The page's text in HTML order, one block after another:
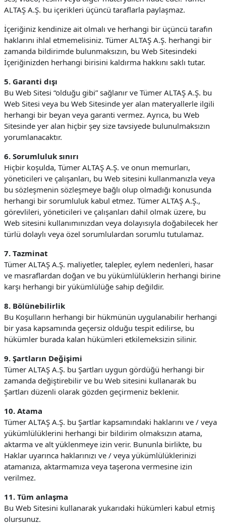
ALTAŞ A.Ş. bu içerikleri üçüncü taraflarla paylaşmaz.
İçeriğiniz kendinize ait olmalı ve herhangi bir üçüncü tarafın
haklarını ihlal etmemelisiniz. Tümer ALTAŞ A.Ş. herhangi bir
zamanda bildirimde bulunmaksızın, bu Web Sitesindeki
İçeriğinizden herhangi birisini kaldırma hakkını saklı tutar.
5. Garanti dışı
Bu Web Sitesi “olduğu gibi” sağlanır ve Tümer ALTAŞ A.Ş. bu
Web Sitesi veya bu Web Sitesinde yer alan materyallerle ilgili
herhangi bir beyan veya garanti vermez. Ayrıca, bu Web
Sitesinde yer alan hiçbir şey size tavsiyede bulunulmaksızın
yorumlanacaktır.
6. Sorumluluk sınırı
Hiçbir koşulda, Tümer ALTAŞ A.Ş. ve onun memurları,
yöneticileri ve çalışanları, bu Web sitesini kullanmanızla veya
bu sözleşmenin sözleşmeye bağlı olup olmadığı konusunda
herhangi bir sorumluluk kabul etmez. Tümer ALTAŞ A.Ş.,
görevlileri, yöneticileri ve çalışanları dahil olmak üzere, bu
Web sitesini kullanımınızdan veya dolayısıyla doğabilecek her
türlü dolaylı veya özel sorumlulardan sorumlu tutulamaz.
7. Tazminat
Tümer ALTAŞ A.Ş. maliyetler, talepler, eylem nedenleri, hasar
ve masraflardan doğan ve bu yükümlülüklerin herhangi birine
karşı herhangi bir yükümlülüğe sahip değildir.
8. Bölünebilirlik
Bu Koşulların herhangi bir hükmünün uygulanabilir herhangi
bir yasa kapsamında geçersiz olduğu tespit edilirse, bu
hükümler burada kalan hükümleri etkilemeksizin silinir.
9. Şartların Değişimi
Tümer ALTAŞ A.Ş. bu Şartları uygun gördüğü herhangi bir
zamanda değiştirebilir ve bu Web sitesini kullanarak bu
Şartları düzenli olarak gözden geçirmeniz beklenir.
10. Atama
Tümer ALTAŞ A.Ş. bu Şartlar kapsamındaki haklarını ve / veya
yükümlülüklerini herhangi bir bildirim olmaksızın atama,
aktarma ve alt yüklenmeye izin verir. Bununla birlikte, bu
Haklar uyarınca haklarınızı ve / veya yükümlülüklerinizi
atamanıza, aktarmamıza veya taşerona vermesine izin
verilmez.
11. Tüm anlaşma
Bu Web Sitesini kullanarak yukarıdaki hükümleri kabul etmiş
olursunuz.